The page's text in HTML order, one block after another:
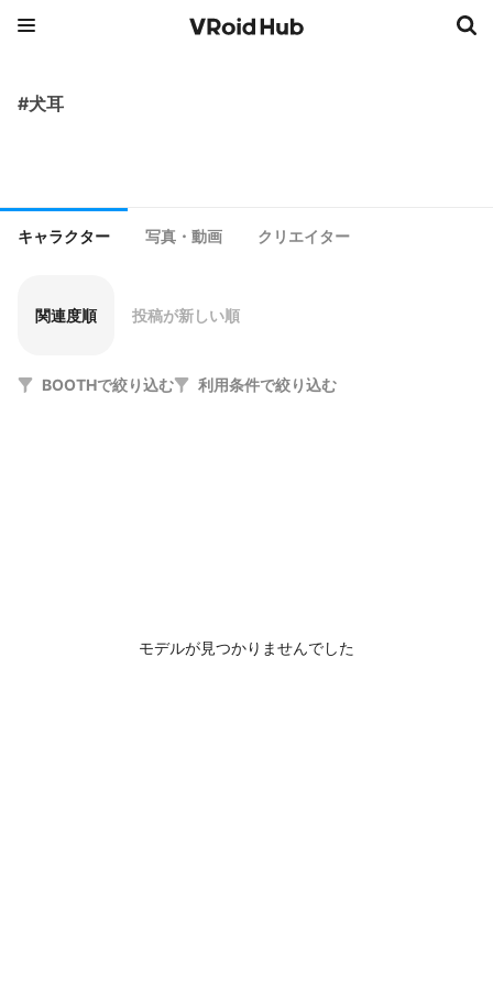
#犬耳
キャラクター 写真・動画 クリエイター
関連度順 投稿が新しい順
BOOTHで絞り込む 利用条件で絞り込む
モデルが見つかりませんでした